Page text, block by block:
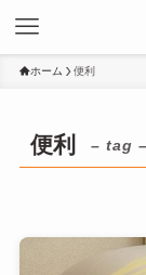
ホーム 便利
便利 – tag –